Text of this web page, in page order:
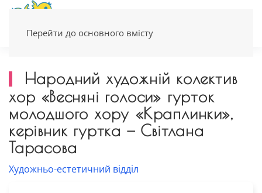
Перейти до основного вмісту
Народний художній колектив
хор «Весняні голоси» гурток
молодшого хору «Краплинки»,
керівник гуртка — Світлана
Тарасова
Художньо-естетичний відділ